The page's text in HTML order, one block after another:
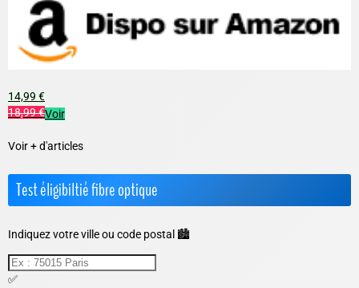
14,99 €
18,99 €Voir
Voir + d'articles
Test éligibiltié fibre optique
Indiquez votre ville ou code postal 🏙️
✅